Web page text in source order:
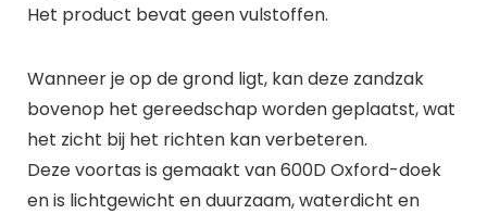
Het product bevat geen vulstoffen.
Wanneer je op de grond ligt, kan deze zandzak
bovenop het gereedschap worden geplaatst, wat
het zicht bij het richten kan verbeteren.
Deze voortas is gemaakt van 600D Oxford-doek
en is lichtgewicht en duurzaam, waterdicht en